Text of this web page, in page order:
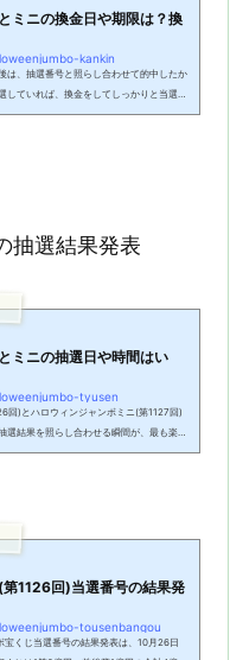
ミニの換金日や期限は？換
kankin
は、抽選番号と照らし合わせて的中したか
ていれば、換金をしてしっかりと当選金
ことも多いはず。例えば 換金には何
抽選結果発表
ミニの抽選日や時間はい
tyusen
回)とハロウィンジャンボミニ(第1127回)
選結果を照らし合わせる瞬間が、最も楽し
、今年の抽選日や時間はいつなのか、そし
1126回)当選番号の結果発
tousenbangou
くじ当選番号の結果発表は、10月26日